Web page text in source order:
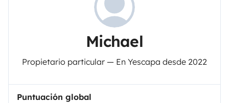
Michael
Propietario particular — En Yescapa desde 2022
Puntuación global